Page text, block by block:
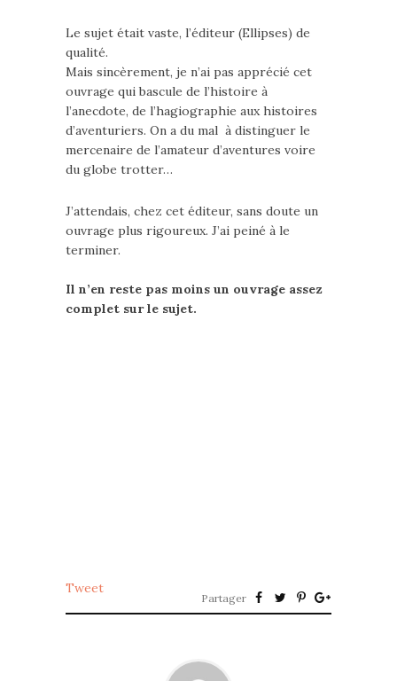
Le sujet était vaste, l’éditeur (Ellipses) de
qualité.
Mais sincèrement, je n’ai pas apprécié cet
ouvrage qui bascule de l’histoire à
l’anecdote, de l’hagiographie aux histoires
d’aventuriers. On a du mal à distinguer le
mercenaire de l’amateur d’aventures voire
du globe trotter…
J’attendais, chez cet éditeur, sans doute un
ouvrage plus rigoureux. J’ai peiné à le
terminer.
Il n’en reste pas moins un ouvrage assez
complet sur le sujet.
Tweet
Partager